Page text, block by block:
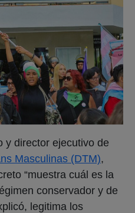
y director ejecutivo de
Masculinas (DTM),
“muestra cuál es la
conservador y de
legitima los